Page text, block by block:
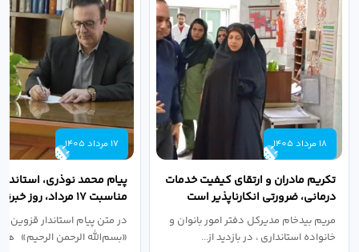
18 مرداد 1405
تکریم مادران و ارتقای کیفیت خدمات
درمانی، ضرورتی انکارناپذیر است
مریم بیدخام مدیرکل دفتر امور بانوان و
خانواده استانداری ، در بازدید از...
17 مرداد 1405
پیام محمد نوذری،
مناسبت ۱۷ مرداد، روز خبرنگار
در متن پیام استاندار قزوین
«بسم‌الله الرحمن الرحیم»